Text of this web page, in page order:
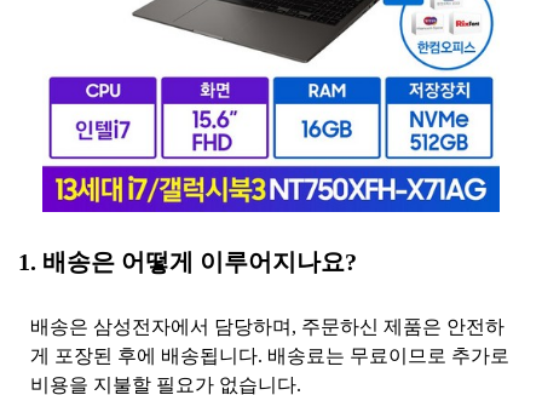
1. 배송은 어떻게 이루어지나요?
배송은 삼성전자에서 담당하며, 주문하신 제품은 안전하
게 포장된 후에 배송됩니다. 배송료는 무료이므로 추가로
비용을 지불할 필요가 없습니다.